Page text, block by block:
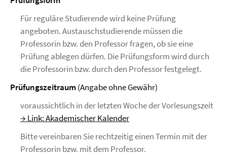
Für reguläre Studierende wird keine Prüfung
angeboten. Austauschstudierende müssen die
Professorin bzw. den Professor fragen, ob sie eine
Prüfung ablegen dürfen. Die Prüfungsform wird durch
die Professorin bzw. durch den Professor festgelegt.
Prüfungszeitraum(Angabe ohne Gewähr)
voraussichtlich in der letzten Woche der Vorlesungszeit
→ Link: Akademischer Kalender
Bitte vereinbaren Sie rechtzeitig einen Termin mit der
Professorin bzw. mit dem Professor.